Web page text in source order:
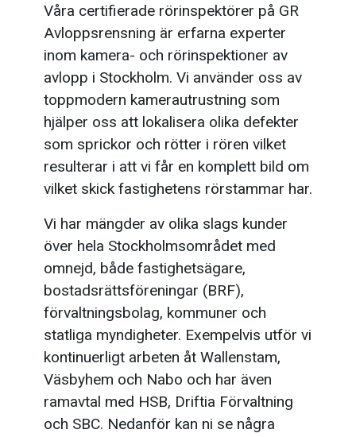
Våra certifierade rörinspektörer på GR
Avloppsrensning är erfarna experter
inom kamera- och rörinspektioner av
avlopp i Stockholm. Vi använder oss av
toppmodern kamerautrustning som
hjälper oss att lokalisera olika defekter
som sprickor och rötter i rören vilket
resulterar i att vi får en komplett bild om
vilket skick fastighetens rörstammar har.
Vi har mängder av olika slags kunder
över hela Stockholmsområdet med
omnejd, både fastighetsägare,
bostadsrättsföreningar (BRF),
förvaltningsbolag, kommuner och
statliga myndigheter. Exempelvis utför vi
kontinuerligt arbeten åt Wallenstam,
Väsbyhem och Nabo och har även
ramavtal med HSB, Driftia Förvaltning
och SBC. Nedanför kan ni se några